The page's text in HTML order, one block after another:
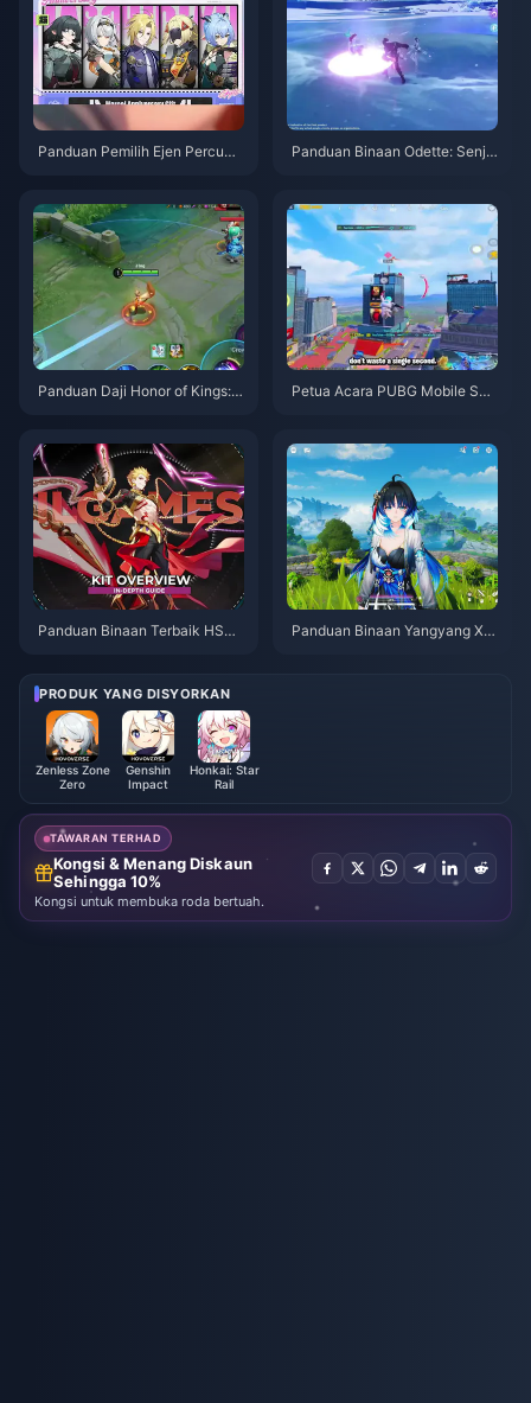
Panduan Pemilih Ejen Percuma
Panduan Binaan Odette: Senja
Panduan Daji Honor of Kings: 1
Petua Acara PUBG Mobile Spi
Panduan Binaan Terbaik HSR
Panduan Binaan Yangyang Xu
PRODUK YANG DISYORKAN
Zenless Zone
Zero
Genshin
Impact
Honkai: Star
Rail
TAWARAN TERHAD
Kongsi & Menang Diskaun
Sehingga 10%
Kongsi untuk membuka roda bertuah.